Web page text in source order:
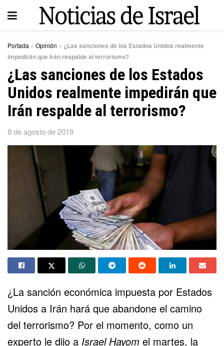
Portada » Opinión » ¿Las sanciones de los Estados Unidos realmente
impedirán que Irán respalde al terrorismo?
¿Las sanciones de los Estados
Unidos realmente impedirán que
Irán respalde al terrorismo?
8 de agosto de 2018
¿La sanción económica impuesta por Estados
Unidos a Irán hará que abandone el camino
del terrorismo? Por el momento, como un
experto le dijo a Israel Hayom el martes, la